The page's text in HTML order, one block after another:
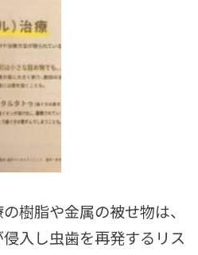
樹脂や金属の被せ物は、
入し虫歯を再発するリス